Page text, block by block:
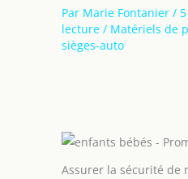
Par Marie Fontanier /
lecture / Matériels de
sièges-auto
Assurer la sécurité de